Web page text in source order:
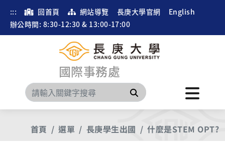
::: 回首頁 網站導覽 長庚大學官網
English
辦公時間: 8:30-12:30 & 13:00-17:00
國際事務處
搜尋
首頁 選單 長庚學生出國 什麼是STEM OPT?